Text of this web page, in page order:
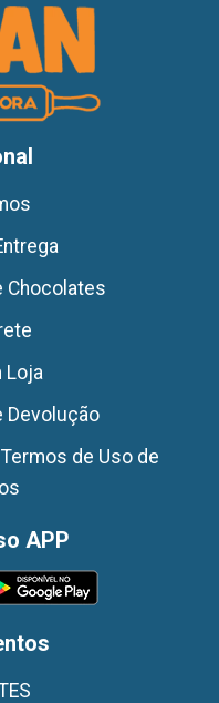
Chocolates
Loja
Devolução
de Uso de
APP